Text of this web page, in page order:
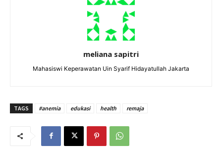
meliana sapitri
Mahasiswi Keperawatan Uin Syarif Hidayatullah Jakarta
TAGS #anemia edukasi health remaja